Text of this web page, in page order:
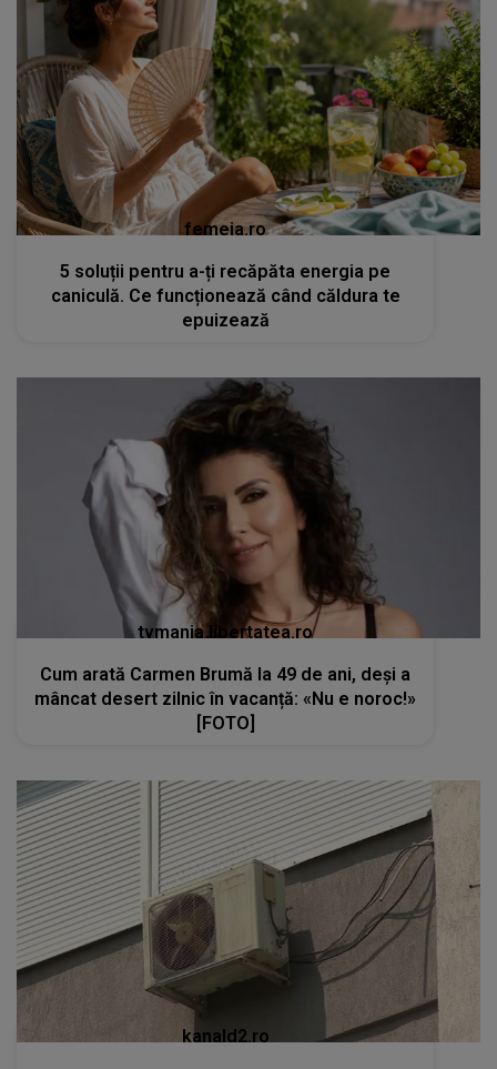
femeia.ro
5 soluții pentru a-ți recăpăta energia pe
caniculă. Ce funcționează când căldura te
epuizează
tvmania.libertatea.ro
Cum arată Carmen Brumă la 49 de ani, deși a
mâncat desert zilnic în vacanță: «Nu e noroc!»
[FOTO]
kanald2.ro